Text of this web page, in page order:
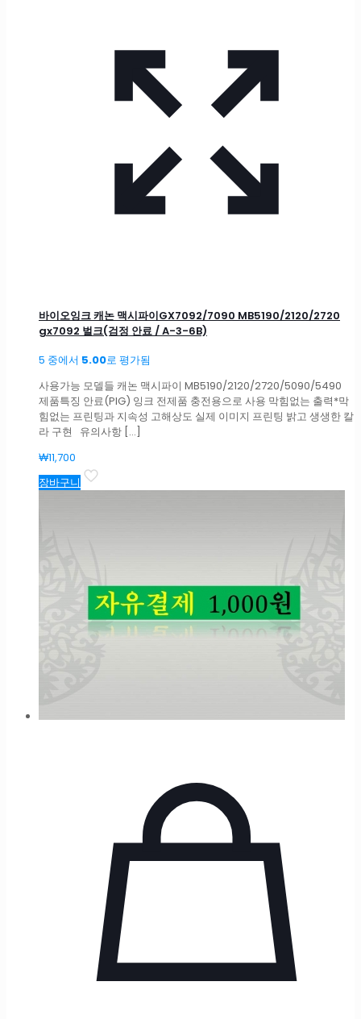
바이오잉크 캐논 맥시파이GX7092/7090 MB5190/2120/2720
gx7092 벌크(검정 안료 / A-3-6B)
5 중에서 5.00로 평가됨
사용가능 모델들 캐논 맥시파이 MB5190/2120/2720/5090/5490
제품특징 안료(PIG) 잉크 전제품 충전용으로 사용 막힘없는 출력*막
힘없는 프린팅과 지속성 고해상도 실제 이미지 프린팅 밝고 생생한 칼
라 구현 유의사항 […]
₩11,700
장바구니